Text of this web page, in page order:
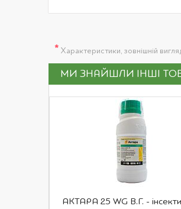
* Характеристики, зовнішній
МИ ЗНАЙШЛИ ІНШІ
АКТАРА 25 WG В.Г. -